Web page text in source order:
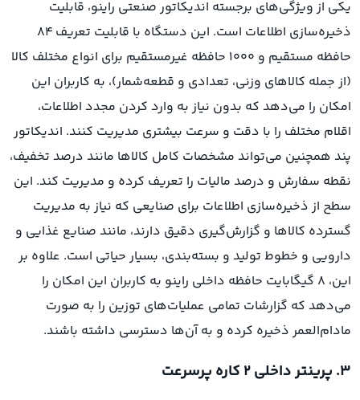
یکی از ویژگی‌های برجسته اندیکاتور صنعتی راینو، قابلیت
ذخیره‌سازی اطلاعات است. این دستگاه با قابلیت تعریف ۸۴
حافظه مستقیم و ۱۰۰۰ حافظه غیرمستقیم برای انواع مختلف کالا
(از جمله کالاهای وزنی، تعدادی و قطعه‌شمار)، به کاربران این
امکان را می‌دهد که بدون نیاز به وارد کردن مجدد اطلاعات،
اقلام مختلف را با دقت و سرعت بیشتری مدیریت کنند. اندیکاتور
پند همچنین می‌تواند مشخصات کامل کالاها مانند درصد تخفیف،
نقطه سفارش و درصد مالیات را تعریف کرده و مدیریت کند. این
سطح از ذخیره‌سازی اطلاعات برای صنایعی که نیاز به مدیریت
گسترده کالاها و گزارش‌گیری دقیق دارند، مانند صنایع غذایی و
دارویی و خطوط تولید و بسته‌بندی، بسیار حیاتی است. علاوه بر
این، ۸ گیگابایت حافظه داخلی راینو به کاربران این امکان را
می‌دهد که گزارشات تمامی عملیات‌های توزین را به صورت
مادام‌العمر ذخیره کرده و به آن‌ها دسترسی داشته باشند.
۳. پرینتر داخلی ۲ کاره پرسرعت